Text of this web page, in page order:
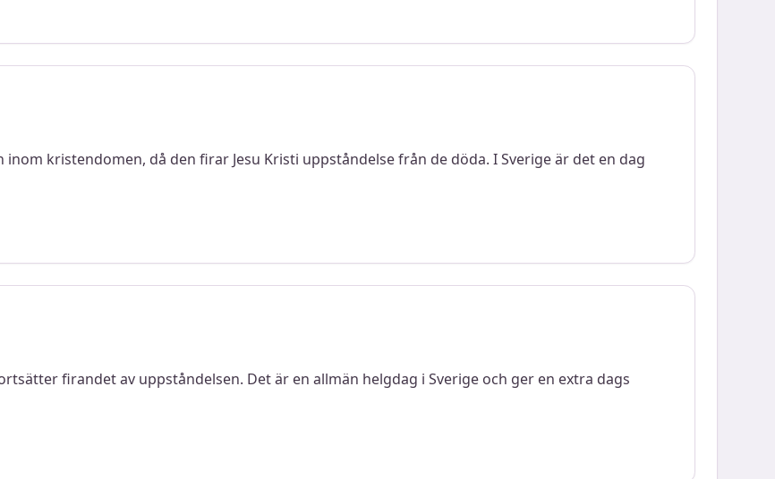
kristendomen, då den firar Jesu Kristi uppståndelse från de döda. I Sverige är det en dag
firandet av uppståndelsen. Det är en allmän helgdag i Sverige och ger en extra dags